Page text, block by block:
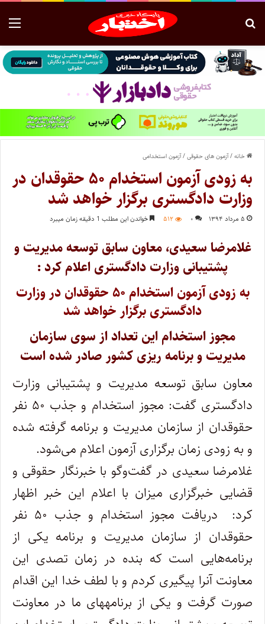
خانه/آزمون های حقوقی/آزمون استخدامی
به زودی آزمون استخدام ۵۰ حقوقدان در
وزارت دادگستری برگزار خواهد شد
۵ مرداد ۱۳۹۴ ۰ ۵۱۲ خواندن این مطلب 1 دقیقه زمان میبرد
غلامرضا سعیدی، معاون سابق توسعه مدیریت و
پشتیبانی وزارت دادگستری اعلام کرد :
به زودی آزمون استخدام ۵۰ حقوقدان در وزارت
دادگستری برگزار خواهد شد
مجوز استخدام این تعداد از سوی سازمان
مدیریت و برنامه ریزی کشور صادر شده است
معاون سابق توسعه مدیریت و پشتیبانی وزارت
دادگستری گفت: مجوز استخدام و جذب ۵۰ نفر
حقوقدان از سازمان مدیریت و برنامه گرفته شده
و به زودی زمان برگزاری آزمون اعلام می‌شود.
غلامرضا سعیدی در گفت‌وگو با خبرنگار حقوقی و
قضایی خبرگزاری میزان با اعلام این خبر اظهار
کرد: دریافت مجوز استخدام و جذب ۵۰ نفر
حقوقدان از سازمان مدیریت و برنامه یکی از
برنامه‌هایی است که بنده در زمان تصدی این
معاونت آنرا پیگیری کردم و با لطف خدا این اقدام
صورت گرفت و یکی از برنامه‎های ما در معاونت